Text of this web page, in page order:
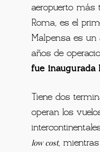
aeropuerto más
Roma, es el
Malpensa es un
años de
fue inaugurada
Tiene dos
operan los
low cost,